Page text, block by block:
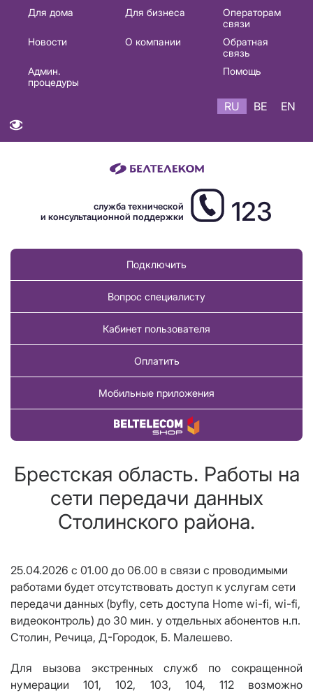
Основная
навигация
Для дома Для бизнеса
Операторам
связи
Новости
О компании
Обратная
связь
Админ.
процедуры
Помощь
RU BE EN
служба технической
и консультационной поддержки
123
Подключить
Вопрос специалисту
Кабинет пользователя
Оплатить
Мобильные приложения
Купить товар
Брестская область. Работы на
сети передачи данных
Столинского района.
25.04.2026 с 01.00 до 06.00 в связи с проводимыми
работами будет отсутствовать доступ к услугам сети
передачи данных (byfly, сеть доступа Home wi-fi, wi-fi,
видеоконтроль) до 30 мин. у отдельных абонентов н.п.
Столин, Речица, Д-Городок, Б. Малешево.
Для вызова экстренных служб по сокращенной
нумерации 101, 102, 103, 104, 112 возможно